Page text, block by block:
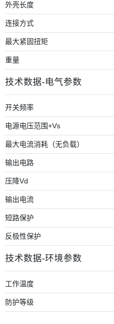
外壳长度
连接方式
最大紧固扭矩
重量
技术数据-电气参数
开关频率
电源电压范围+Vs
最大电流消耗（无负载）
输出电路
压降Vd
输出电流
短路保护
反极性保护
技术数据-环境参数
工作温度
防护等级